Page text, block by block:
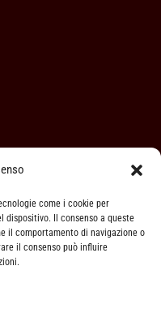
come i cookie per
dispositivo. Il consenso a queste
il comportamento di navigazione o
il consenso può influire